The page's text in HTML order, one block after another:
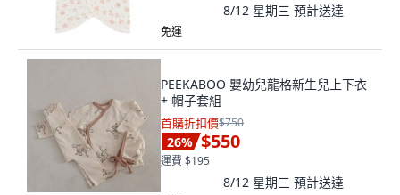
8/12 星期三 預計送達
免運
PEEKABOO 嬰幼兒龍格新生兒上下衣
+ 帽子套組
首購折扣價$750
26% $550
運費 $195
8/12 星期三 預計送達